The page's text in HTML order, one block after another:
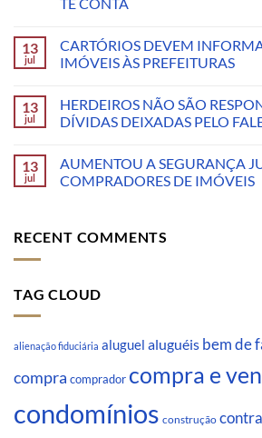
13
jul
CARTÓRIOS DEVEM
IMÓVEIS ÀS PREFEITURAS
13
jul
HERDEIROS NÃO SÃO
DÍVIDAS DEIXADAS PELO
13
jul
AUMENTOU A SEGURANÇA
COMPRADORES DE IMÓVEIS
RECENT COMMENTS
TAG CLOUD
alienação fiduciária aluguel aluguéis bem de
compra comprador compra e
condomínios construção